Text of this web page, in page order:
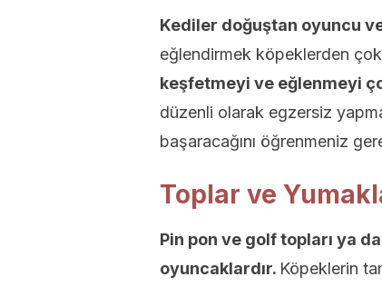
Kediler doğuştan oyuncu
eğlendirmek köpeklerden
keşfetmeyi ve eğlenmeyi
düzenli olarak egzersiz
başaracağını öğrenmeniz
Toplar ve
Pin pon ve golf topları ya
oyuncaklardır. Köpeklerin